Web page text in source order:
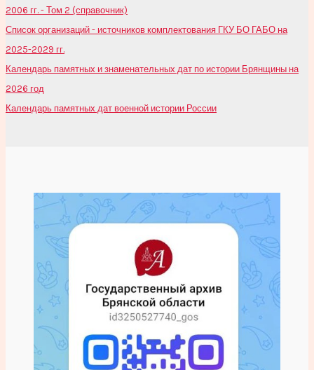
2006 гг. - Том 2 (справочник)
Список организаций - источников комплектования ГКУ БО ГАБО на
2025-2029 гг.
Календарь памятных и знаменательных дат по истории Брянщины на
2026 год
Календарь памятных дат военной истории России